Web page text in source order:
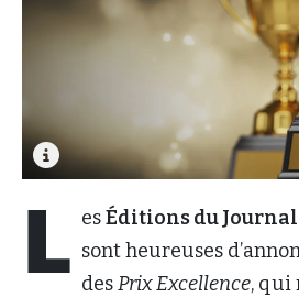
L esÉditions du Journal
sont heureuses
desPrix Excellence, qui